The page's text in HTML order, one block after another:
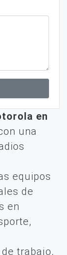
en
una
equipos
de
en
trabajo,